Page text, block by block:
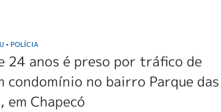
• POLÍCIA
24 anos é preso por tráfico de
condomínio no bairro Parque das
em Chapecó